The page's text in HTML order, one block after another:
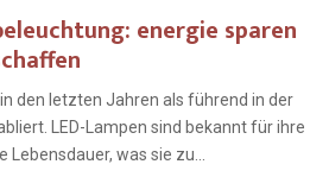
energie sparen
in den letzten Jahren als führend in der
LED-Lampen sind bekannt für ihre
was sie zu...